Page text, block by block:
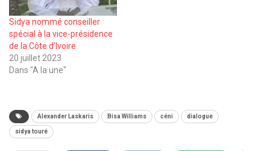
Sidya nommé conseiller
spécial à la vice-présidence
de la Côte d’Ivoire
20 juillet 2023
Dans "A la une"
Alexander Laskaris Bisa Williams céni dialogue
sidya touré